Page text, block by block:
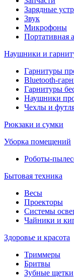
Зарядные
Звук
Микрофоны
Портативная
Наушники и
Гарнитуры
Bluetooth-
Гарнитуры
Наушники
Чехлы и
Рюкзаки и сумки
Уборка помещений
Роботы-
Бытовая техника
Весы
Проекторы
Системы
Чайники и
Здоровье и красота
Триммеры
Бритвы
Зубные щетки